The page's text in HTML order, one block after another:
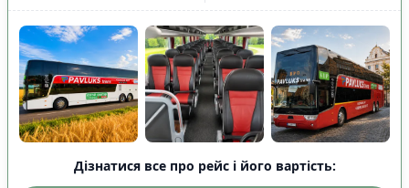
Дізнатися все про рейс і його вартість: